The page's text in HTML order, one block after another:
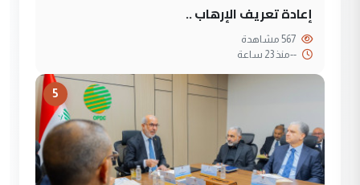
إعادة تعريف الإرهاب ..
--منذ 23 ساعة
5